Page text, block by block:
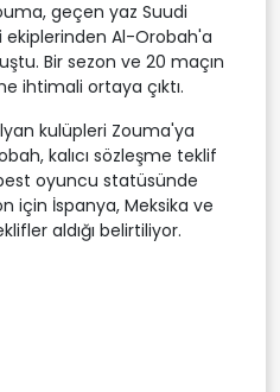
geçen yaz Suudi
ekiplerinden Al-Orobah'a
Bir sezon ve 20 maçın
ihtimali ortaya çıktı.
kulüpleri Zouma'ya
kalıcı sözleşme teklif
oyuncu statüsünde
için İspanya, Meksika ve
aldığı belirtiliyor.